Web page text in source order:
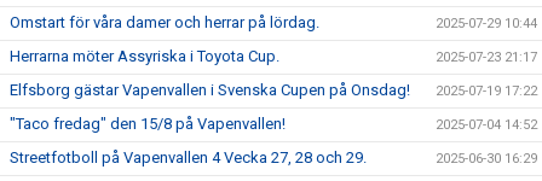
Omstart för våra damer och herrar på lördag. 2025-07-29 10:44
Herrarna möter Assyriska i Toyota Cup. 2025-07-23 21:17
Elfsborg gästar Vapenvallen i Svenska Cupen på Onsdag! 2025-07-19 17:22
"Taco fredag" den 15/8 på Vapenvallen! 2025-07-04 14:52
Streetfotboll på Vapenvallen 4 Vecka 27, 28 och 29. 2025-06-30 16:29